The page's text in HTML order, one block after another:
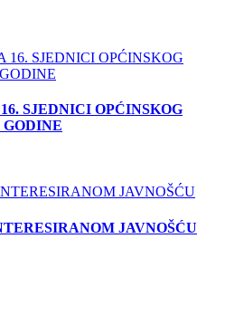
SJEDNICI OPĆINSKOG
GODINE
JAVNOŠĆU